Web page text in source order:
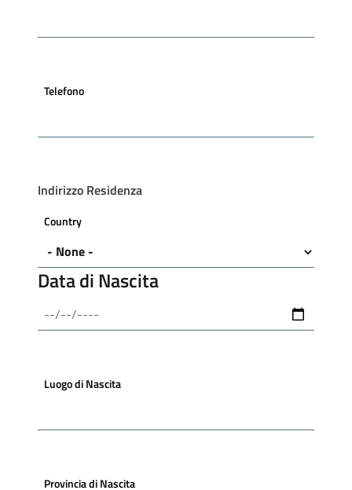
Telefono
Indirizzo Residenza
Country
Data di Nascita
Date
Luogo di Nascita
Provincia di Nascita